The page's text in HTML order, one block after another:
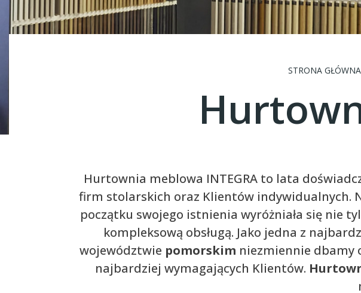
STRONA GŁÓWNA
Hurtownia meblowa INTEGRA to lata
firm stolarskich oraz Klientów indywidualnych.
początku swojego istnienia wyróżniała się nie
kompleksową obsługą. Jako jedna z
województwie pomorskim niezmiennie dbamy
najbardziej wymagających Klientów.